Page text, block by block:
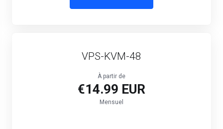
VPS-KVM-48
À partir de
€14.99 EUR
Mensuel